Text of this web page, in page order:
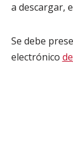
a descargar,
Se debe
electrónico